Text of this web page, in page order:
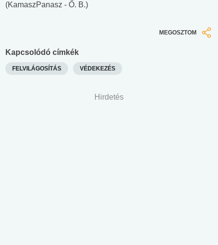
(KamaszPanasz - Ő. B.)
MEGOSZTOM
Kapcsolódó címkék
FELVILÁGOSÍTÁS VÉDEKEZÉS
Hirdetés